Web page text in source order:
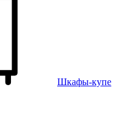
Шкафы-купе